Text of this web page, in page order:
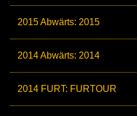
2015 Abwärts: 2015
2014 Abwärts: 2014
2014 FURT: FURTOUR